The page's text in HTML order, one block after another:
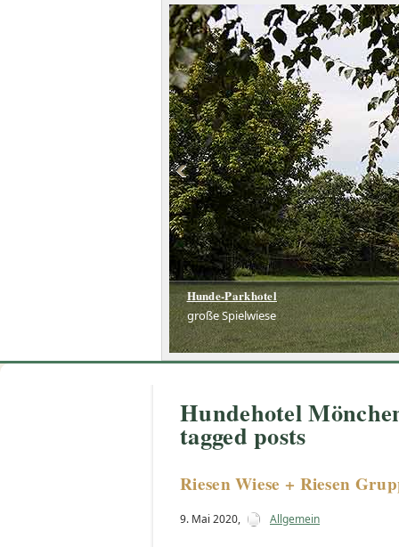
Hunde-Parkhotel
große Spielwiese
Hunde-Parkhotel
große Spielwiese
Hundehotel
tagged posts
Riesen Wiese + Riesen
9. Mai 2020, Allgemein